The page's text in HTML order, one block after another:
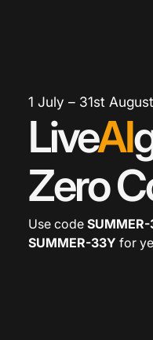
1 July – 31st
LiveAI
Zero
Use code
SUMMER-33Y for